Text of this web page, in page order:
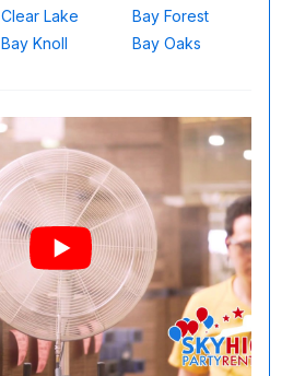
Clear Lake
Bay Forest
Bay Knoll
Bay Oaks